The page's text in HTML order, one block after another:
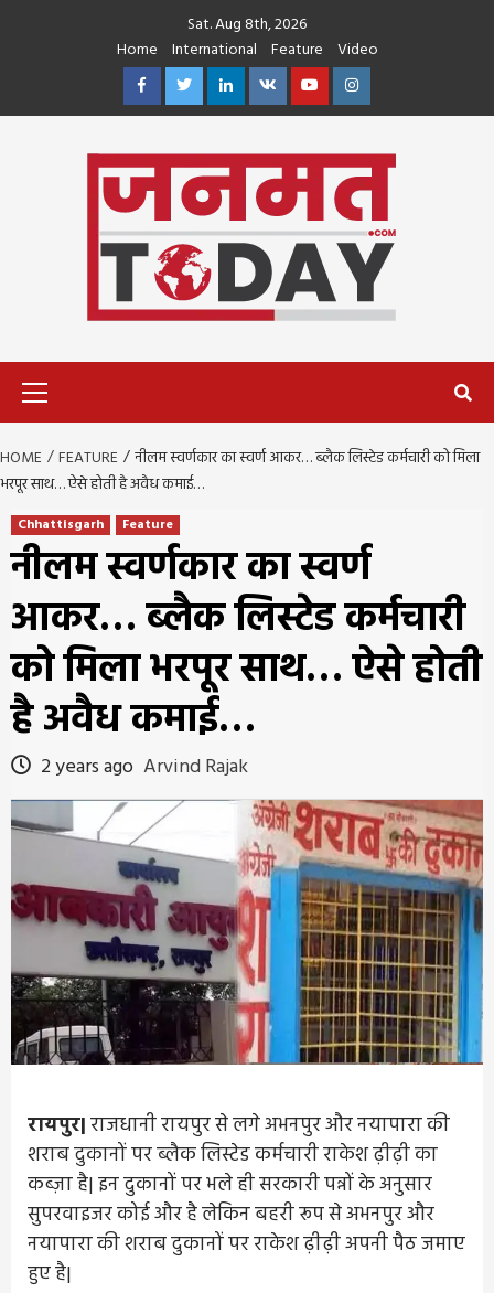
Sat. Aug 8th, 2026
Home
International Feature
Video
FacebookTwitterLinkedin
VK YoutubeInstagram
HOME FEATURE
नीलम स्वर्णकार का स्वर्ण आकर… ब्लैक लिस्टेड कर्मचारी को मिला
भरपूर साथ… ऐसे होती है अवैध कमाई…
Chhattisgarh Feature
नीलम स्वर्णकार का स्वर्ण
आकर… ब्लैक लिस्टेड कर्मचारी
को मिला भरपूर साथ… ऐसे होती
है अवैध कमाई…
2 years ago Arvind Rajak
रायपुर|राजधानी रायपुर से लगे अभनपुर और नयापारा की
शराब दुकानों पर ब्लैक लिस्टेड कर्मचारी राकेश ढ़ीढ़ी का
कब्ज़ा है| इन दुकानों पर भले ही सरकारी पन्नों के अनुसार
सुपरवाइजर कोई और है लेकिन बहरी रूप से अभनपुर और
नयापारा की शराब दुकानों पर राकेश ढ़ीढ़ी अपनी पैठ जमाए
हुए है|